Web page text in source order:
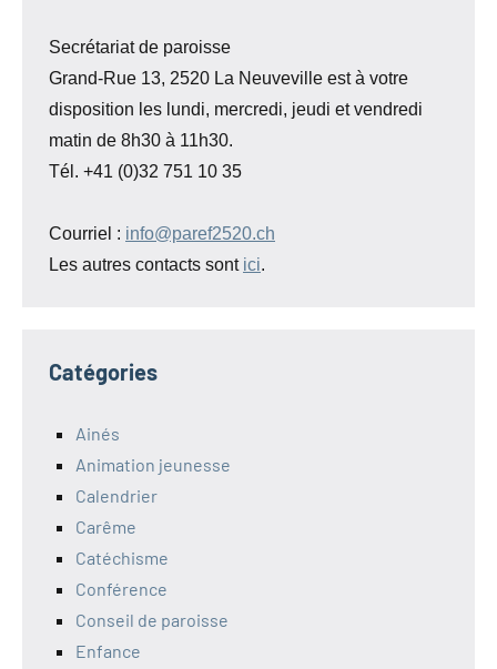
Secrétariat de paroisse
Grand-Rue 13, 2520 La Neuveville est à votre
disposition les lundi, mercredi, jeudi et vendredi
matin de 8h30 à 11h30.
Tél. +41 (0)32 751 10 35
Courriel : info@paref2520.ch
Les autres contacts sont ici.
Catégories
Ainés
Animation jeunesse
Calendrier
Carême
Catéchisme
Conférence
Conseil de paroisse
Enfance